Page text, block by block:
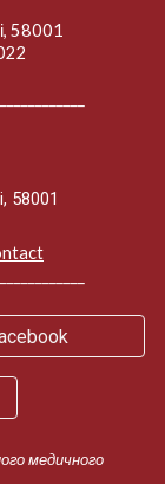
58001
58001
медичного